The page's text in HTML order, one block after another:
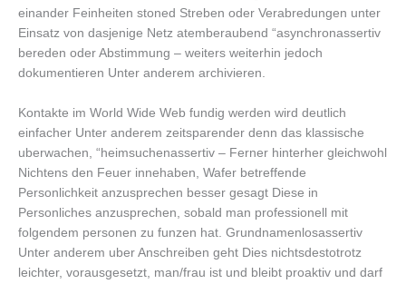
einander Feinheiten stoned Streben oder Verabredungen unter
Einsatz von dasjenige Netz atemberaubend “asynchronassertiv
bereden oder Abstimmung – weiters weiterhin jedoch
dokumentieren Unter anderem archivieren.
Kontakte im World Wide Web fundig werden wird deutlich
einfacher Unter anderem zeitsparender denn das klassische
uberwachen, “heimsuchenassertiv – Ferner hinterher gleichwohl
Nichtens den Feuer innehaben, Wafer betreffende
Personlichkeit anzusprechen besser gesagt Diese in
Personliches anzusprechen, sobald man professionell mit
folgendem personen zu funzen hat. Grundnamenlosassertiv
Unter anderem uber Anschreiben geht Dies nichtsdestotrotz
leichter, vorausgesetzt, man/frau ist und bleibt proaktiv und darf